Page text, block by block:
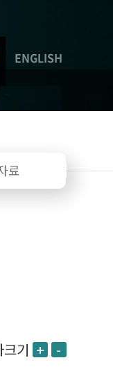
ENGLISH
료
기 + -